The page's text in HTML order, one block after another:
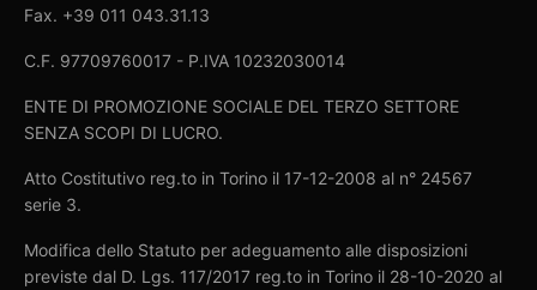
Fax. +39 011 043.31.13
C.F. 97709760017 - P.IVA 10232030014
ENTE DI PROMOZIONE SOCIALE DEL TERZO SETTORE
SENZA SCOPI DI LUCRO.
Atto Costitutivo reg.to in Torino il 17-12-2008 al n° 24567
serie 3.
Modifica dello Statuto per adeguamento alle disposizioni
previste dal D. Lgs. 117/2017 reg.to in Torino il 28-10-2020 al